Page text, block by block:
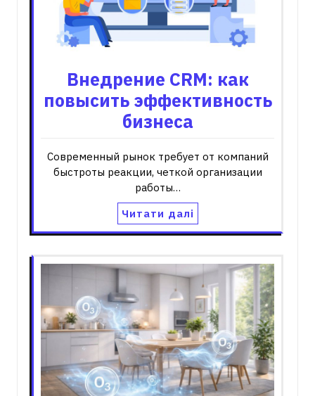
Внедрение CRM: как
повысить эффективность
бизнеса
Современный рынок требует от компаний
быстроты реакции, четкой организации
работы…
Читати далі